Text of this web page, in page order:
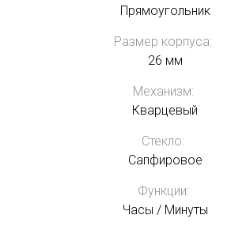
Прямоугольник
Размер корпуса:
26 мм
Механизм:
Кварцевый
Стекло:
Сапфировое
Функции:
Часы / Минуты